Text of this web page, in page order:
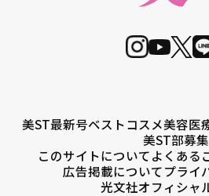
美ST最新号ベストコスメ美容医
美ST部募集
このサイトについてよくある
広告掲載についてプライ
光文社オフィシャ